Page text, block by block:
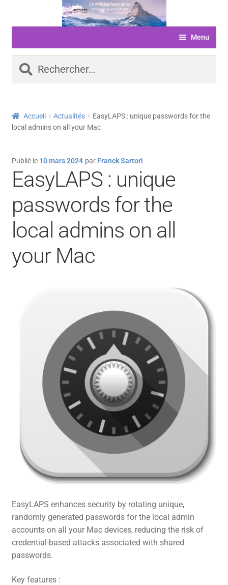
navigation
Menu
ACCUEIL
SERVICES
ACTUALITÉS
INFORMATIONS
FINANCEMENT
FACEBOOK
Accueil Actualités
EasyLAPS : unique passwords for the
local admins on all your Mac
Publié le 10 mars 2024 par Franck Sartori
EasyLAPS : unique
passwords for the
local admins on all
your Mac
EasyLAPS enhances security by rotating unique,
randomly generated passwords for the local admin
accounts on all your Mac devices, reducing the risk of
credential-based attacks associated with shared
passwords.
Key features :